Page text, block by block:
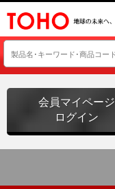
会員マイページ
ログイン